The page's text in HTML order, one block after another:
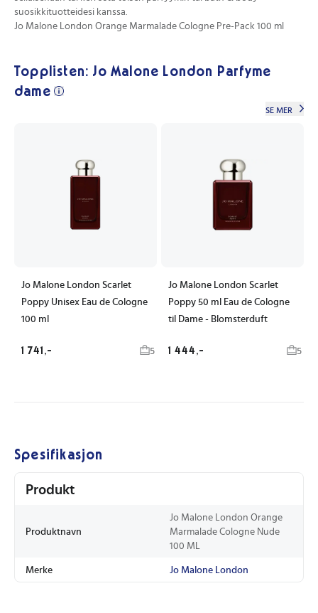
suosikkituotteidesi kanssa.
Jo Malone London Orange Marmalade Cologne Pre-Pack 100 ml
Topplisten: Jo Malone London Parfyme
dame
SE MER
Jo Malone London Scarlet
Poppy Unisex Eau de Cologne
100 ml
1 741,- 5
Jo Malone London Scarlet
Poppy 50 ml Eau de Cologne
til Dame - Blomsterduft
1 444,- 5
Spesifikasjon
Produkt
Produktnavn
Jo Malone London Orange
Marmalade Cologne Nude
100 ML
Merke Jo Malone London